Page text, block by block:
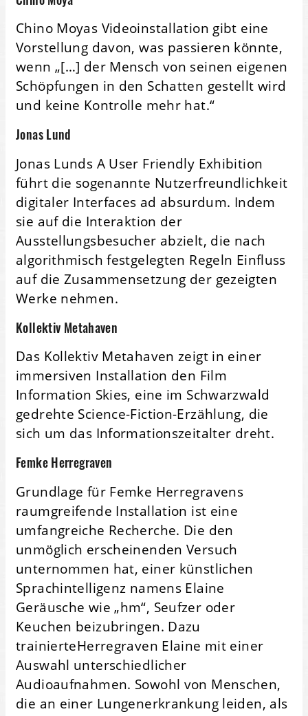
Chino Moyas Videoinstallation gibt eine
Vorstellung davon, was passieren könnte,
wenn „[…] der Mensch von seinen eigenen
Schöpfungen in den Schatten gestellt wird
und keine Kontrolle mehr hat.“
Jonas Lund
Jonas Lunds A User Friendly Exhibition
führt die sogenannte Nutzerfreundlichkeit
digitaler Interfaces ad absurdum. Indem
sie auf die Interaktion der
Ausstellungsbesucher abzielt, die nach
algorithmisch festgelegten Regeln Einfluss
auf die Zusammensetzung der gezeigten
Werke nehmen.
Kollektiv Metahaven
Das Kollektiv Metahaven zeigt in einer
immersiven Installation den Film
Information Skies, eine im Schwarzwald
gedrehte Science-Fiction-Erzählung, die
sich um das Informationszeitalter dreht.
Femke Herregraven
Grundlage für Femke Herregravens
raumgreifende Installation ist eine
umfangreiche Recherche. Die den
unmöglich erscheinenden Versuch
unternommen hat, einer künstlichen
Sprachintelligenz namens Elaine
Geräusche wie „hm“, Seufzer oder
Keuchen beizubringen. Dazu
trainierteHerregraven Elaine mit einer
Auswahl unterschiedlicher
Audioaufnahmen. Sowohl von Menschen,
die an einer Lungenerkrankung leiden, als